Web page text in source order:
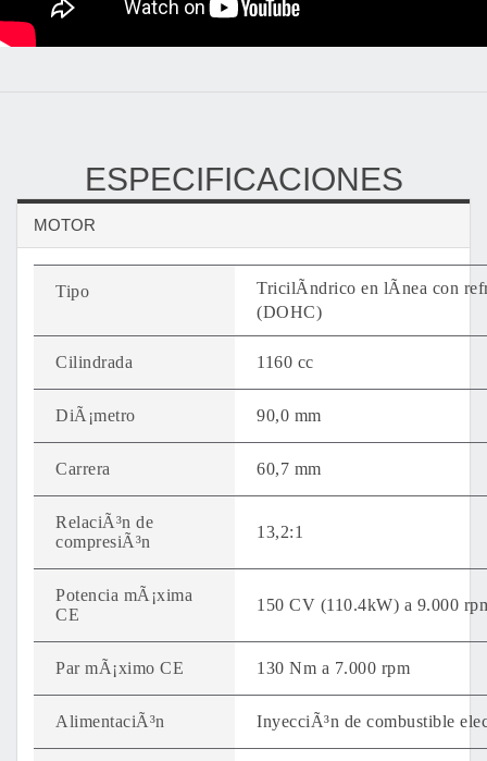
ESPECIFICACIONES
MOTOR
Tipo
TricilÃ­ndrico en lÃ­nea con
(DOHC)
Cilindrada 1160 cc
DiÃ¡metro 90,0 mm
Carrera 60,7 mm
RelaciÃ³n de
compresiÃ³n
13,2:1
Potencia mÃ¡xima
CE
150 CV (110.4kW) a 9.000
Par mÃ¡ximo CE 130 Nm a 7.000 rpm
AlimentaciÃ³n InyecciÃ³n de combustible